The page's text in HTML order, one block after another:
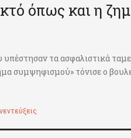
όπως και η
τα ασφαλιστικά
συμψηφισμού» τόνισε ο